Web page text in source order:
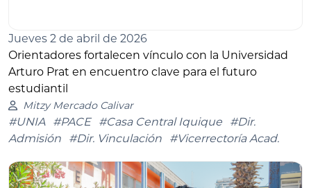
Jueves 2 de abril de 2026
Orientadores fortalecen vínculo con la Universidad
Arturo Prat en encuentro clave para el futuro
estudiantil
Mitzy Mercado Calivar
#UNIA #PACE #Casa Central Iquique
#Dir.
Admisión
#Dir. Vinculación #Vicerrectoría Acad.